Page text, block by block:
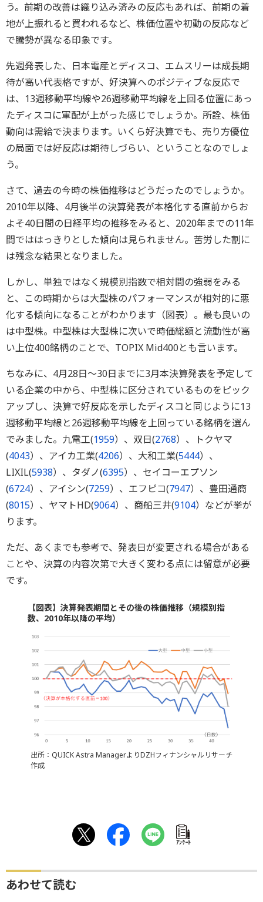
う。前期の改善は織り込み済みの反応もあれば、前期の着
地が上振れると買われるなど、株価位置や初動の反応など
で騰勢が異なる印象です。
先週発表した、日本電産とディスコ、エムスリーは成長期
待が高い代表格ですが、好決算へのポジティブな反応で
は、13週移動平均線や26週移動平均線を上回る位置にあっ
たディスコに軍配が上がった感じでしょうか。所詮、株価
動向は需給で決まります。いくら好決算でも、売り方優位
の局面では好反応は期待しづらい、ということなのでしょ
う。
さて、過去の今時の株価推移はどうだったのでしょうか。
2010年以降、4月後半の決算発表が本格化する直前からお
よそ40日間の日経平均の推移をみると、2020年までの11年
間でははっきりとした傾向は見られません。苦労した割に
は残念な結果となりました。
しかし、単独ではなく規模別指数で相対間の強弱をみる
と、この時期からは大型株のパフォーマンスが相対的に悪
化する傾向になることがわかります（図表）。最も良いの
は中型株。中型株は大型株に次いで時価総額と流動性が高
い上位400銘柄のことで、TOPIX Mid400とも言います。
ちなみに、4月28日～30日までに3月本決算発表を予定して
いる企業の中から、中型株に区分されているものをピック
アップし、決算で好反応を示したディスコと同じように13
週移動平均線と26週移動平均線を上回っている銘柄を選ん
でみました。九電工(1959）、双日(2768）、トクヤマ
(4043）、アイカ工業(4206）、大和工業(5444）、
LIXIL(5938）、タダノ(6395）、セイコーエプソン
(6724）、アイシン(7259）、エフピコ(7947）、豊田通商
(8015）、ヤマトHD(9064）、商船三井(9104）などが挙が
ります。
ただ、あくまでも参考で、発表日が変更される場合がある
ことや、決算の内容次第で大きく変わる点には留意が必要
です。
【図表】決算発表期間とその後の株価推移（規模別指
数、2010年以降の平均）
出所：QUICK Astra ManagerよりDZHフィナンシャルリサーチ
作成
ｱﾝｹｰﾄ
あわせて読む